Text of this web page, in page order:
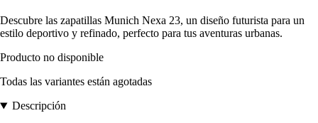
Descubre las zapatillas Munich Nexa 23, un diseño futurista para un
estilo deportivo y refinado, perfecto para tus aventuras urbanas.
Producto no disponible
Todas las variantes están agotadas
Descripción